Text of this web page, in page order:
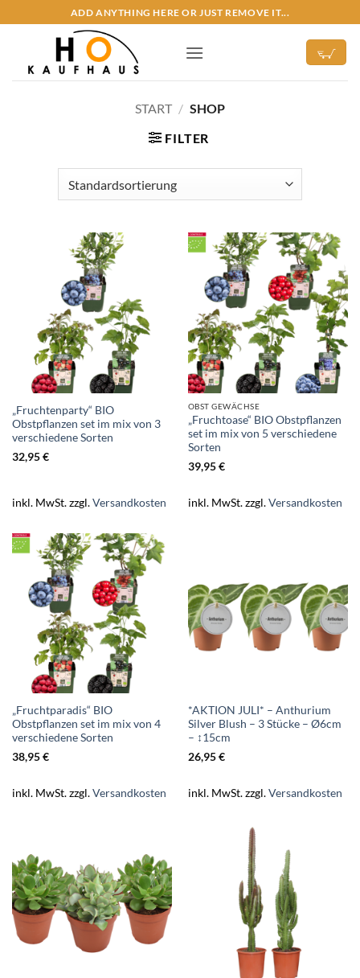
Inhalt
ADD ANYTHING HERE OR JUST REMOVE IT...
START / SHOP
FILTER
„Fruchtenparty“ BIO
Obstpflanzen set im mix von 3
verschiedene Sorten
32,95€
inkl. MwSt.zzgl.Versandkosten
OBST GEWÄCHSE
„Fruchtoase“ BIO Obstpflanzen
set im mix von 5 verschiedene
Sorten
39,95€
inkl. MwSt.zzgl.Versandkosten
„Fruchtparadis“ BIO
Obstpflanzen set im mix von 4
verschiedene Sorten
38,95€
inkl. MwSt.zzgl.Versandkosten
*AKTION JULI* – Anthurium
Silver Blush – 3 Stücke – Ø6cm
– ↕15cm
26,95€
inkl. MwSt.zzgl.Versandkosten